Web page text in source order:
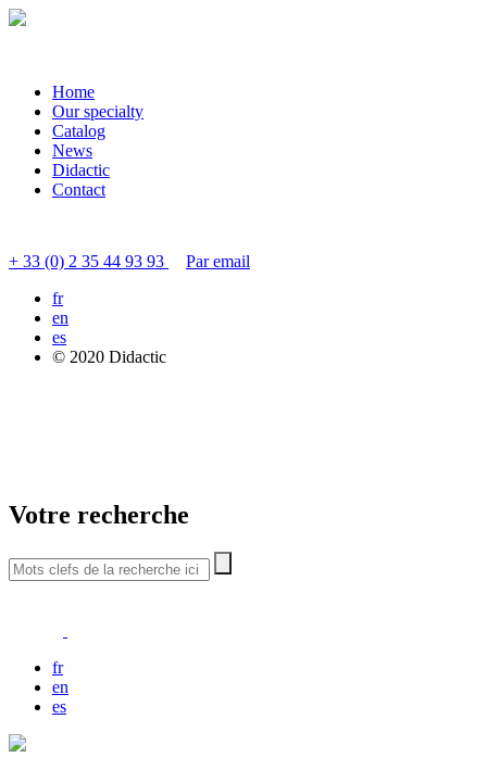
Home
Our specialty
Catalog
News
Didactic
Contact
+ 33 (0) 2 35 44 93 93
Par email
fr
en
es
© 2020 Didactic
Votre recherche
fr
en
es